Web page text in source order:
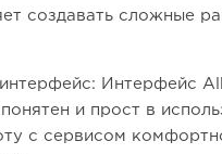
создавать сложные
Интерфейс
и прост в
с сервисом